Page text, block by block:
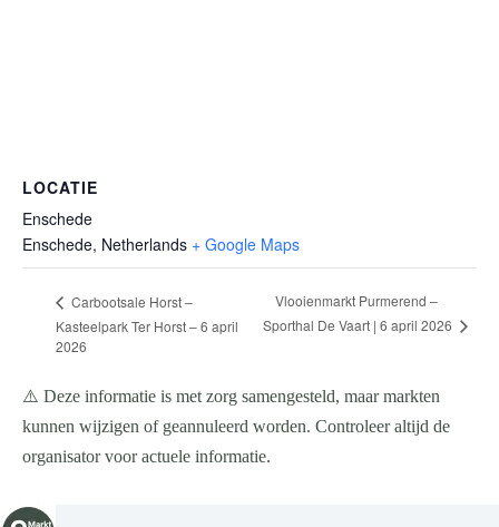
LOCATIE
Enschede
Enschede, Netherlands + Google Maps
Carbootsale Horst –
Kasteelpark Ter Horst – 6 april
2026
Vlooienmarkt Purmerend –
Sporthal De Vaart | 6 april 2026
⚠️ Deze informatie is met zorg samengesteld, maar markten
kunnen wijzigen of geannuleerd worden. Controleer altijd de
organisator voor actuele informatie.